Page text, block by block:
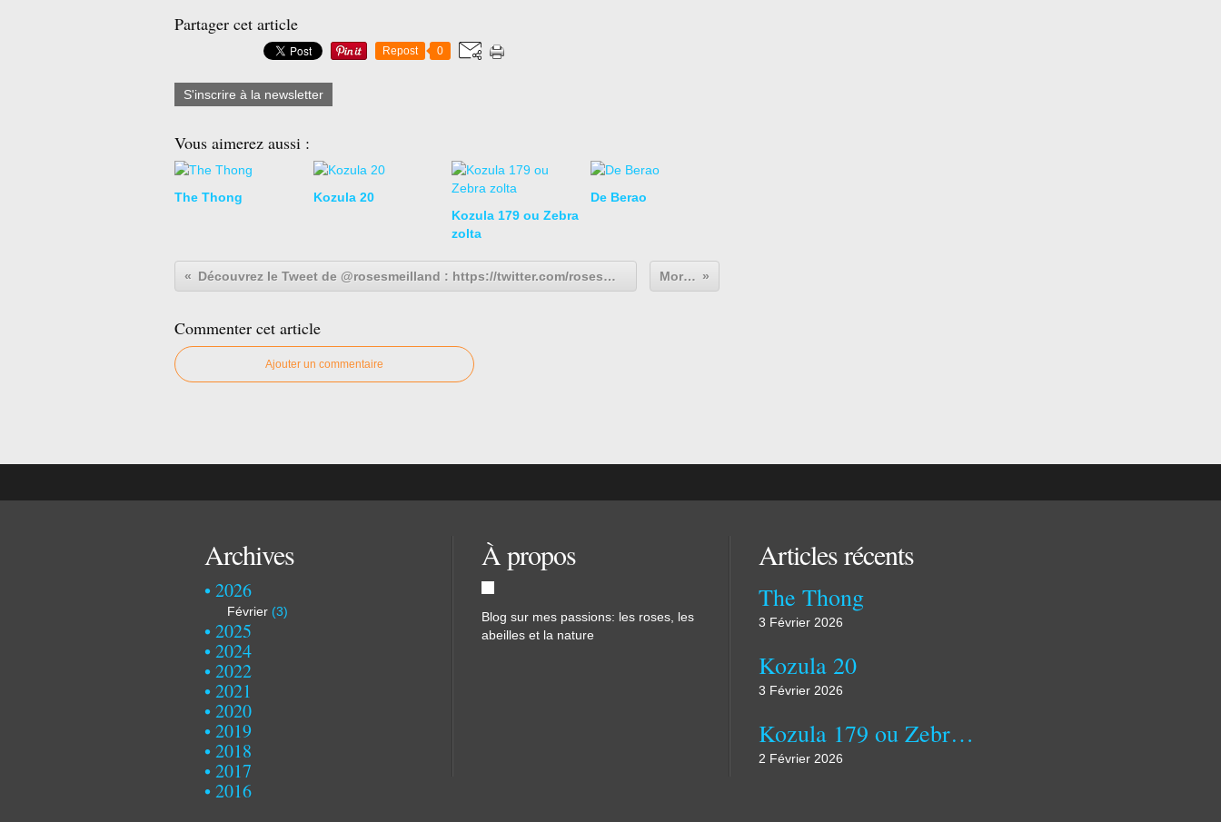
Partager cet article
Repost 0
S'inscrire à la newsletter
Vous aimerez aussi :
The Thong
Kozula 20
Kozula 179 ou Zebra
zolta
De Berao
Découvrez le Tweet de @rosesmeilland : https://twitter.com/rosesmeilland/status/998940862448132096?s... Morpheus
Commenter cet article
Ajouter un commentaire
Archives
2026
Février (3)
2025
2024
2022
2021
2020
2019
2018
2017
2016
À propos
Blog sur mes passions: les roses, les
abeilles et la nature
Articles récents
The Thong
3 Février 2026
Kozula 20
3 Février 2026
Kozula 179 ou Zebra zolta
2 Février 2026